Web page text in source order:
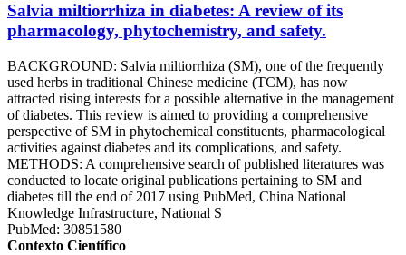
Salvia miltiorrhiza in diabetes: A review of its
pharmacology, phytochemistry, and safety.
BACKGROUND: Salvia miltiorrhiza (SM), one of the frequently
used herbs in traditional Chinese medicine (TCM), has now
attracted rising interests for a possible alternative in the management
of diabetes. This review is aimed to providing a comprehensive
perspective of SM in phytochemical constituents, pharmacological
activities against diabetes and its complications, and safety.
METHODS: A comprehensive search of published literatures was
conducted to locate original publications pertaining to SM and
diabetes till the end of 2017 using PubMed, China National
Knowledge Infrastructure, National S
PubMed: 30851580
Contexto Científico